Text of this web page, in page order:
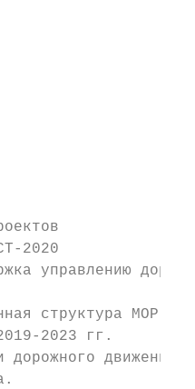
2020
управлению
структура МОР
2023 гг.
дорожного движения